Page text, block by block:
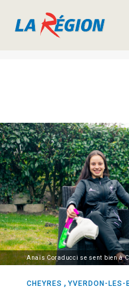
Anaïs Coraducci se sent bien à
CHEYRES , YVERDON-LES-